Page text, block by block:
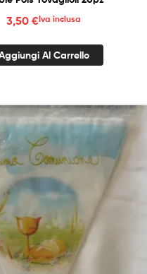
3,50 €Iva inclusa
Al Carrello